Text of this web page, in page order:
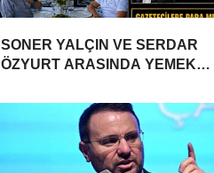
SONER YALÇIN VE SERDAR
ÖZYURT ARASINDA YEMEK